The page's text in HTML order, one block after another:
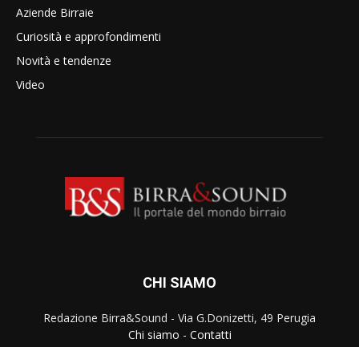
Aziende Birraie
Curiosità e approfondimenti
Novità e tendenze
Video
CHI SIAMO
Redazione Birra&Sound - Via G.Donizetti, 49 Perugia
Chi siamo - Contatti